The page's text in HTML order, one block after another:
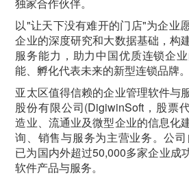
以"让天下没有难开的门店"为企业
企业的深度研究和大数据基础，构
服务能力，助力中国优质连锁企
能、孵化代表未来的新型连锁品牌。
亚太区值得信赖的企业管理软件与
股份有限公司(DigiwinSoft，股票
造业、流通业及微型企业的信息化
询、销售与服务为主营业务。公司
已为国内外超过50,000多家企业成
软件产品与服务。